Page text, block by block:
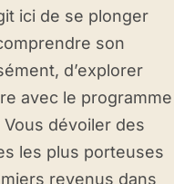
ici de se plonger
son
d’explorer
avec le programme
Vous dévoiler des
les plus porteuses
revenus dans